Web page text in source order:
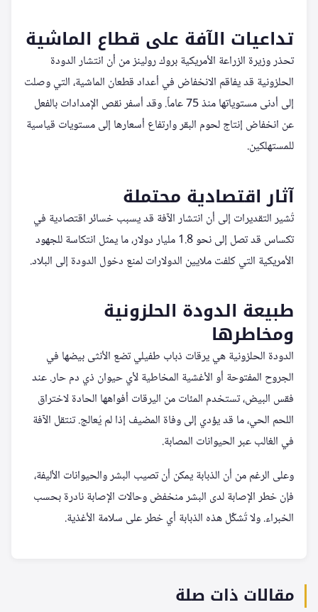
تداعيات الآفة على قطاع الماشية
تحذر وزيرة الزراعة الأمريكية بروك رولينز من أن انتشار الدودة
الحلزونية قد يفاقم الانخفاض في أعداد قطعان الماشية، التي وصلت
إلى أدنى مستوياتها منذ 75 عاماً. وقد أسفر نقص الإمدادات بالفعل
عن انخفاض إنتاج لحوم البقر وارتفاع أسعارها إلى مستويات قياسية
للمستهلكين.
آثار اقتصادية محتملة
تُشير التقديرات إلى أن انتشار الآفة قد يسبب خسائر اقتصادية في
تكساس قد تصل إلى نحو 1.8 مليار دولار، ما يمثل انتكاسة للجهود
الأمريكية التي كلفت ملايين الدولارات لمنع دخول الدودة إلى البلاد.
طبيعة الدودة الحلزونية
ومخاطرها
الدودة الحلزونية هي يرقات ذباب طفيلي تضع الأنثى بيضها في
الجروح المفتوحة أو الأغشية المخاطية لأي حيوان ذي دم حار. عند
فقس البيض، تستخدم المئات من اليرقات أفواهها الحادة لاختراق
اللحم الحي، ما قد يؤدي إلى وفاة المضيف إذا لم يُعالج. تنتقل الآفة
في الغالب عبر الحيوانات المصابة.
وعلى الرغم من أن الذبابة يمكن أن تصيب البشر والحيوانات الأليفة،
فإن خطر الإصابة لدى البشر منخفض وحالات الإصابة نادرة بحسب
الخبراء. ولا تُشكِّل هذه الذبابة أي خطر على سلامة الأغذية.
مقالات ذات صلة